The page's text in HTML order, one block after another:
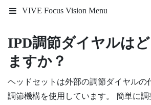
VIVE Focus Vision Menu
IPD調節ダイヤルは
ますか？
ヘッドセットは外部の調節ダイヤルの
調節機構を使用しています。 簡単に